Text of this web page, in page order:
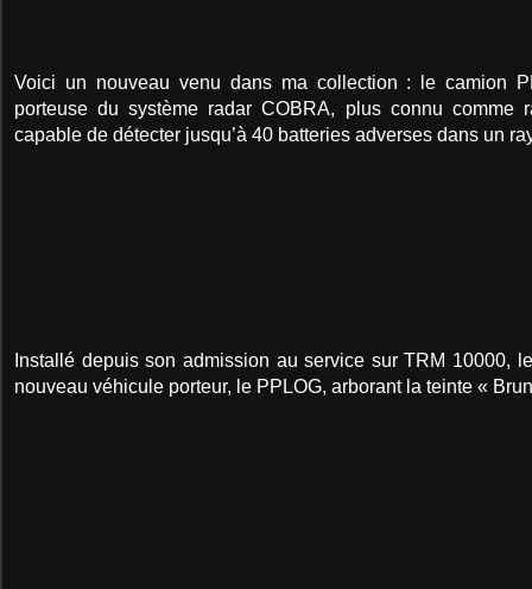
Voici un nouveau venu dans ma collection : le camion
porteuse du système radarCOBRA, plus connu comme
capable de détecter jusqu’à 40 batteries adverses dans un
Installé depuis son admission au service surTRM 10000,
nouveau véhicule porteur, le PPLOG, arborant la teinte «